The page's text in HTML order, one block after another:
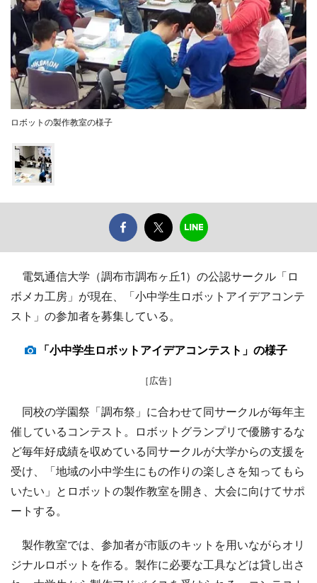
ロボットの製作教室の様子
電気通信大学（調布市調布ヶ丘1）の公認サークル「ロ
ボメカ工房」が現在、「小中学生ロボットアイデアコンテ
スト」の参加者を募集している。
「小中学生ロボットアイデアコンテスト」の様子
［広告］
同校の学園祭「調布祭」に合わせて同サークルが毎年主
催しているコンテスト。ロボットグランプリで優勝するな
ど毎年好成績を収めている同サークルが大学からの支援を
受け、「地域の小中学生にもの作りの楽しさを知ってもら
いたい」とロボットの製作教室を開き、大会に向けてサポ
ートする。
製作教室では、参加者が市販のキットを用いながらオリ
ジナルロボットを作る。製作に必要な工具などは貸し出さ